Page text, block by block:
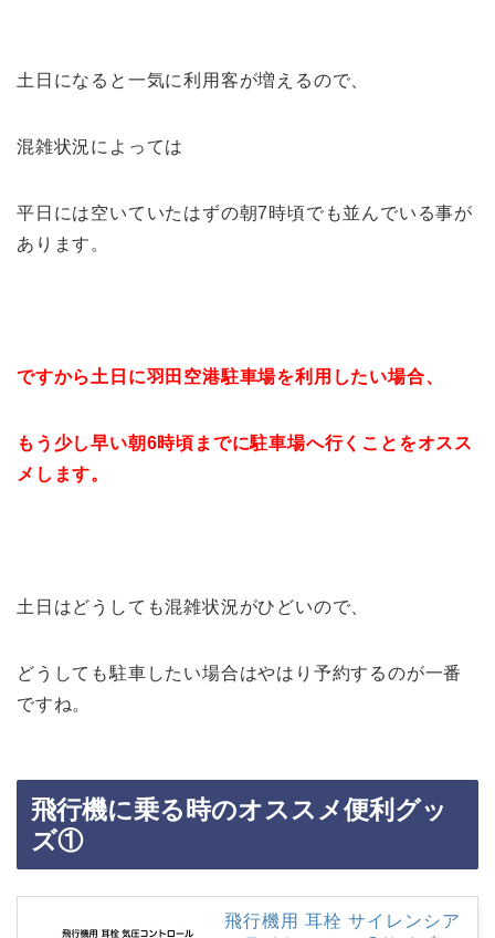
土日になると一気に利用客が増えるので、
混雑状況によっては
平日には空いていたはずの朝7時頃でも並んでいる事が
あります。
ですから土日に羽田空港駐車場を利用したい場合、
もう少し早い朝6時頃までに駐車場へ行くことをオスス
メします。
土日はどうしても混雑状況がひどいので、
どうしても駐車したい場合はやはり予約するのが一番
ですね。
飛行機に乗る時のオススメ便利グッ
ズ①
飛行機用 耳栓 サイレンシア